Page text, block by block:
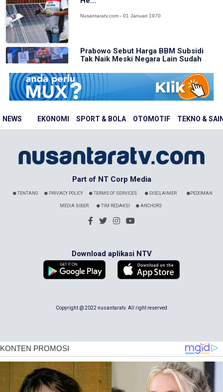
NEWS EKONOMI SPORT & BOLA OTOMOTIF TEKNO &
Nusantaratv.com - 01 Januari 1970
Prabowo Sebut Harga BBM Subsidi
Tak Naik Meski Negara Lain Sudah
Nusantaratv.com - 01 Januari 1970
Part of NT Corp Media
TENTANG PRIVACY POLICY TERMS OF SERVICES DISCLAIMER PEDOMAN
MEDIA SIBER TIM REDAKSI ANCHORS
Download aplikasi NTV
Copyright @ 2022 nusantaratv. All right reserved